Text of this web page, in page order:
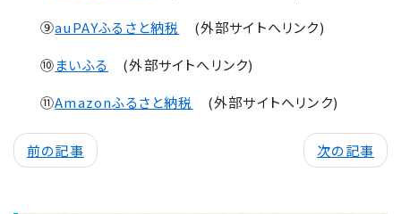
⑨auPAYふるさと納税 (外部サイトへリンク)
⑩まいふる (外部サイトへリンク)
⑪Amazonふるさと納税 (外部サイトへリンク)
前の記事 次の記事